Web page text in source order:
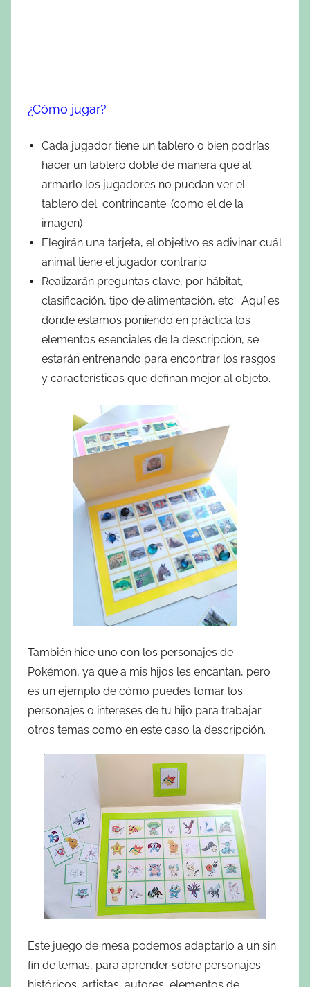
¿Cómo jugar?
Cada jugador tiene un tablero o bien podrías
hacer un tablero doble de manera que al
armarlo los jugadores no puedan ver el
tablero del contrincante. (como el de la
imagen)
Elegirán una tarjeta, el objetivo es adivinar cuál
animal tiene el jugador contrario.
Realizarán preguntas clave, por hábitat,
clasificación, tipo de alimentación, etc. Aquí es
donde estamos poniendo en práctica los
elementos esenciales de la descripción, se
estarán entrenando para encontrar los rasgos
y características que definan mejor al objeto.
También hice uno con los personajes de
Pokémon, ya que a mis hijos les encantan, pero
es un ejemplo de cómo puedes tomar los
personajes o intereses de tu hijo para trabajar
otros temas como en este caso la descripción.
Este juego de mesa podemos adaptarlo a un sin
fin de temas, para aprender sobre personajes
históricos, artistas, autores, elementos de